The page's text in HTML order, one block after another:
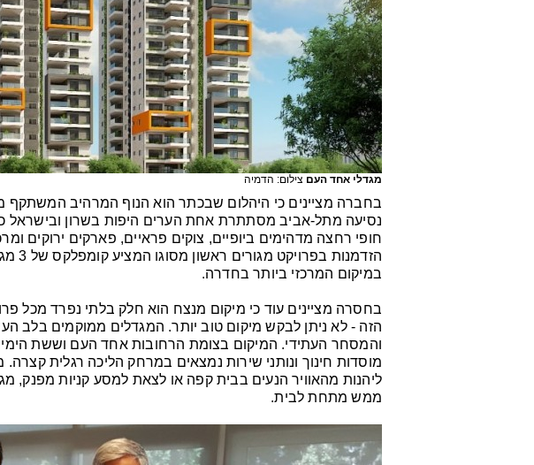
מגדלי אחד העם צילום: הדמיה
נסיעה מתל-אביב מסתתרת אחת הערים היפות בשרון ובישראל
חופי רחצה מדהימים ביופיים, צוקים פראיים, פארקים ירוקים
במיקום המרכזי ביותר בחדרה.
בחסרה מציינים עוד כי מיקום מנצח הוא חלק בלתי נפרד מכל
הזה - לא ניתן לבקש מיקום טוב יותר. המגדלים ממוקמים בלב
והמסחר העתידי. המיקום בצומת הרחובות אחד העם וששת
מוסדות חינוך ונותני שירות נמצאים במרחק הליכה רגלית קצרה.
ליהנות מהאוויר הנעים בבית קפה או לצאת למסע קניות מפנק,
ממש מתחת לבית.